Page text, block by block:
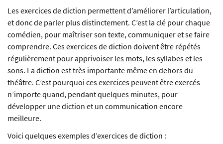
Les exercices de diction permettent d’améliorer l’articulation,
et donc de parler plus distinctement. C’est la clé pour chaque
comédien, pour maîtriser son texte, communiquer et se faire
comprendre. Ces exercices de diction doivent être répétés
régulièrement pour apprivoiser les mots, les syllabes et les
sons. La diction est très importante même en dehors du
théâtre. C’est pourquoi ces exercices peuvent être exercés
n’importe quand, pendant quelques minutes, pour
développer une diction et un communication encore
meilleure.
Voici quelques exemples d’exercices de diction :